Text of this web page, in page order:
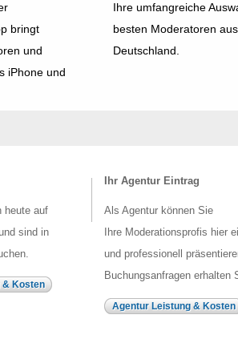
bringt
und
iPhone und
Ihre umfangreiche
besten Moderatoren aus
Deutschland.
heute auf
sind in
& Kosten
Ihr Agentur Eintrag
Als Agentur können Sie
Ihre Moderationsprofis hier
und professionell
Buchungsanfragen erhalten
Agentur Leistung & Kosten